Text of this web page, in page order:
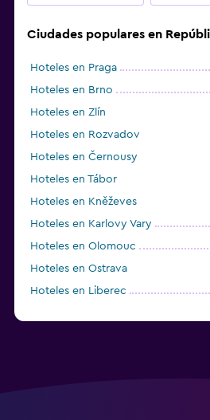
Ciudades populares en
Hoteles en Praga
Hoteles en Brno
Hoteles en Zlín
Hoteles en Rozvadov
Hoteles en Černousy
Hoteles en Tábor
Hoteles en Kněževes
Hoteles en Karlovy Vary
Hoteles en Olomouc
Hoteles en Ostrava
Hoteles en Liberec